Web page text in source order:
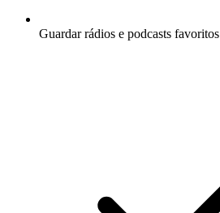
Guardar rádios e podcasts favoritos